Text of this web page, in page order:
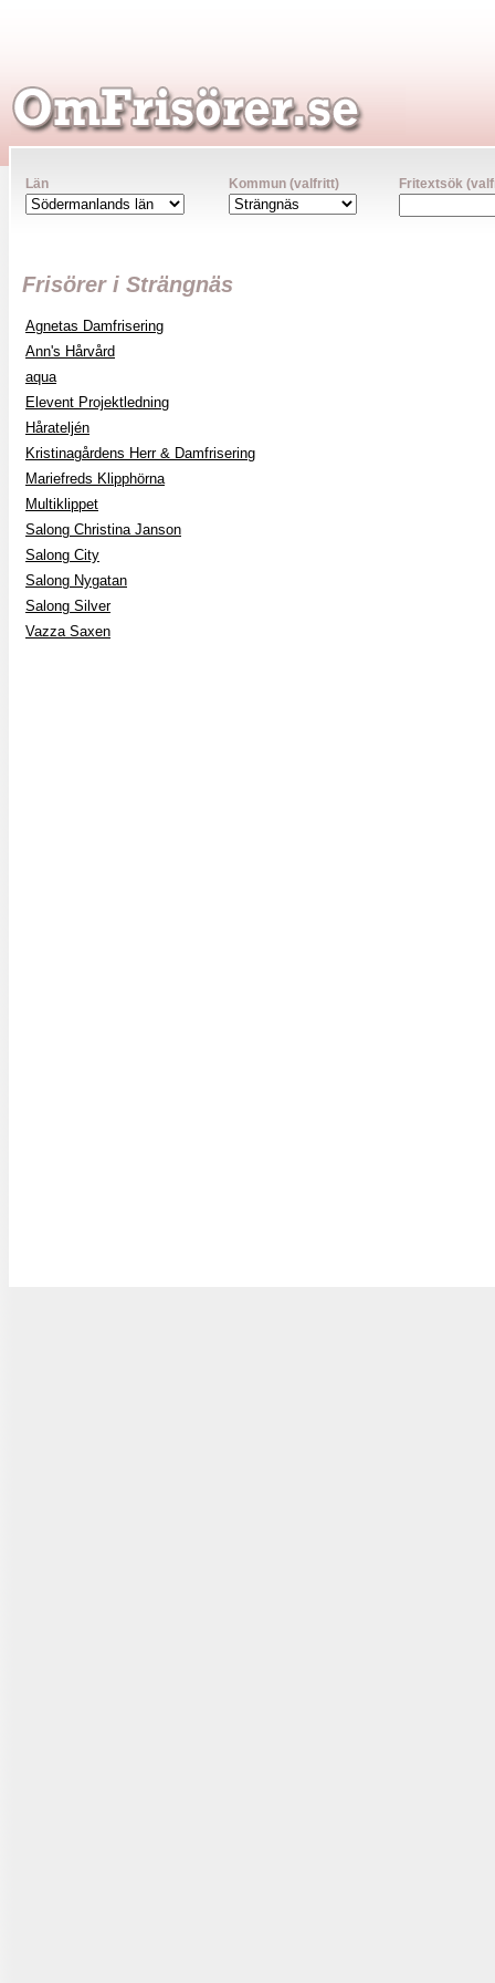
Län Kommun (valfritt) Fritextsök
Frisörer i Strängnäs
Agnetas Damfrisering
Ann's Hårvård
aqua
Elevent Projektledning
Hårateljén
Kristinagårdens Herr & Damfrisering
Mariefreds Klipphörna
Multiklippet
Salong Christina Janson
Salong City
Salong Nygatan
Salong Silver
Vazza Saxen